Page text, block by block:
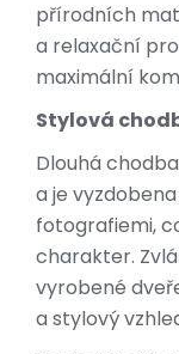
přírodních
a relaxační
maximální
Stylová
Dlouhá
a je
fotografiemi,
charakter.
vyrobené
a stylový